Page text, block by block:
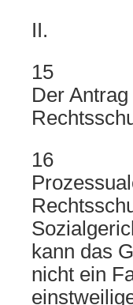
II.
15
Der
16
kann das
nicht ein